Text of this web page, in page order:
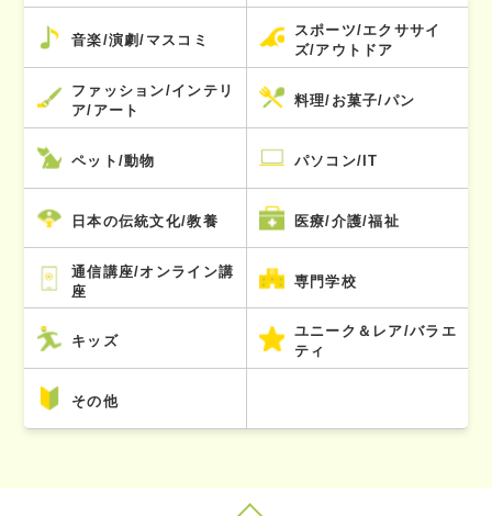
音楽/演劇/マスコミ
スポーツ/エクササイ
ズ/アウトドア
ファッション/インテリ
ア/アート
料理/お菓子/パン
ペット/動物 パソコン/IT
日本の伝統文化/教養 医療/介護/福祉
通信講座/オンライン講
座
専門学校
キッズ
ユニーク＆レア/バラエ
ティ
その他